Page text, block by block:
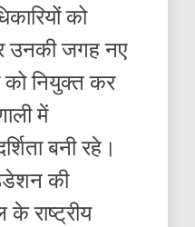
को
उनकी जगह नए
नियुक्त कर
में
बनी रहे।
की
राष्ट्रीय